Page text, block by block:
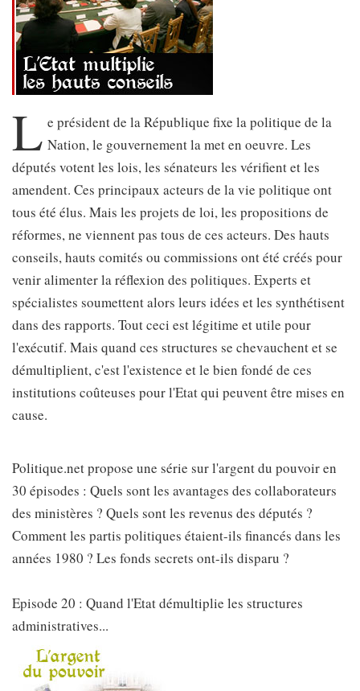
L e président de la République fixe la politique de la
Nation, le gouvernement la met en oeuvre. Les
députés votent les lois, les sénateurs les vérifient et les
amendent. Ces principaux acteurs de la vie politique ont
tous été élus. Mais les projets de loi, les propositions de
réformes, ne viennent pas tous de ces acteurs. Des hauts
conseils, hauts comités ou commissions ont été créés pour
venir alimenter la réflexion des politiques. Experts et
spécialistes soumettent alors leurs idées et les synthétisent
dans des rapports. Tout ceci est légitime et utile pour
l'exécutif. Mais quand ces structures se chevauchent et se
démultiplient, c'est l'existence et le bien fondé de ces
institutions coûteuses pour l'Etat qui peuvent être mises en
cause.
Politique.net propose une série sur l'argent du pouvoir en
30 épisodes : Quels sont les avantages des collaborateurs
des ministères ? Quels sont les revenus des députés ?
Comment les partis politiques étaient-ils financés dans les
années 1980 ? Les fonds secrets ont-ils disparu ?
Episode 20 : Quand l'Etat démultiplie les structures
administratives...